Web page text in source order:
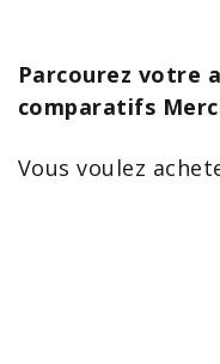
Parcourez votre
comparatifs
Vous voulez